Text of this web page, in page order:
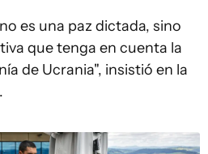
es una paz dictada, sino
que tenga en cuenta la
de Ucrania", insistió en la